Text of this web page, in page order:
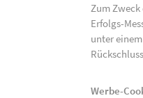
Zum
Erfolgs-
unter
Werbe-